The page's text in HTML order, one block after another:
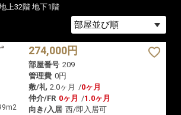
上32階 地下1階
274,000円
部屋番号 209
管理費 0円
敷/礼 2.0ヶ月 /0ヶ月
仲介/FR 0ヶ月 /1.0ヶ月
向き/入居 西/即入居可